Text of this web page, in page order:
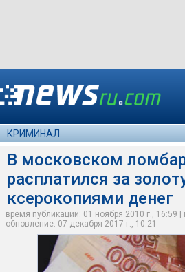
КРИМИНАЛ
В московском
расплатился за
ксерокопиями денег
время публикации: 01 ноября 2010 г., 16:59
обновление: 07 декабря 2017 г., 10:21